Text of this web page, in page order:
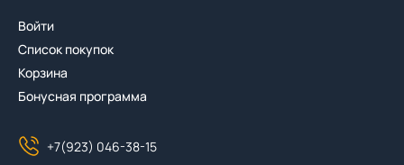
Войти
Список покупок
Корзина
Бонусная программа
+7(923) 046-38-15